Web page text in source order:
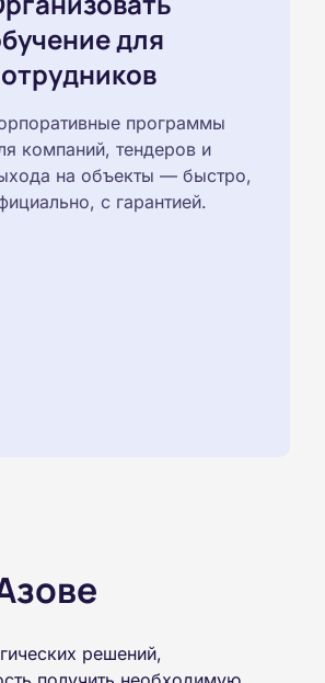
для
программы
компаний, тендеров и
на объекты — быстро,
с гарантией.
решений,